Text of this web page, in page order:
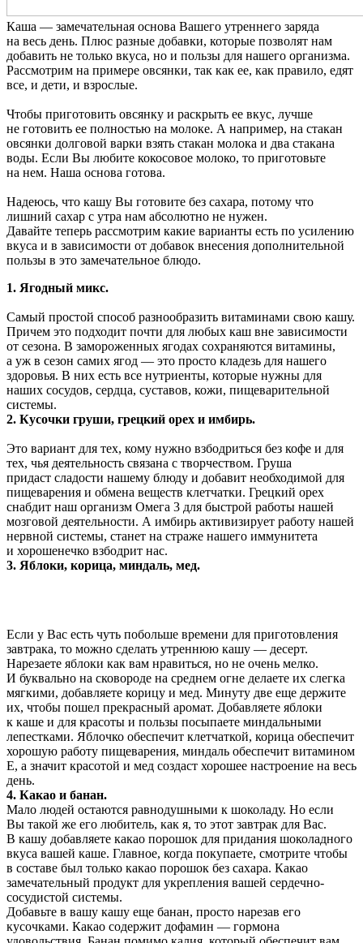
Каша — замечательная основа Вашего утреннего заряда
на весь день. Плюс разные добавки, которые позволят нам
добавить не только вкуса, но и пользы для нашего организма.
Рассмотрим на примере овсянки, так как ее, как правило, едят
все, и дети, и взрослые.
Чтобы приготовить овсянку и раскрыть ее вкус, лучше
не готовить ее полностью на молоке. А например, на стакан
овсянки долговой варки взять стакан молока и два стакана
воды. Если Вы любите кокосовое молоко, то приготовьте
на нем. Наша основа готова.
Надеюсь, что кашу Вы готовите без сахара, потому что
лишний сахар с утра нам абсолютно не нужен.
Давайте теперь рассмотрим какие варианты есть по усилению
вкуса и в зависимости от добавок внесения дополнительной
пользы в это замечательное блюдо.
1. Ягодный микс.
Самый простой способ разнообразить витаминами свою кашу.
Причем это подходит почти для любых каш вне зависимости
от сезона. В замороженных ягодах сохраняются витамины,
а уж в сезон самих ягод — это просто кладезь для нашего
здоровья. В них есть все нутриенты, которые нужны для
наших сосудов, сердца, суставов, кожи, пищеварительной
системы.
2. Кусочки груши, грецкий орех и имбирь.
Это вариант для тех, кому нужно взбодриться без кофе и для
тех, чья деятельность связана с творчеством. Груша
придаст сладости нашему блюду и добавит необходимой для
пищеварения и обмена веществ клетчатки. Грецкий орех
снабдит наш организм Омега 3 для быстрой работы нашей
мозговой деятельности. А имбирь активизирует работу нашей
нервной системы, станет на страже нашего иммунитета
и хорошенечко взбодрит нас.
3. Яблоки, корица, миндаль, мед.
Если у Вас есть чуть побольше времени для приготовления
завтрака, то можно сделать утреннюю кашу — десерт.
Нарезаете яблоки как вам нравиться, но не очень мелко.
И буквально на сковороде на среднем огне делаете их слегка
мягкими, добавляете корицу и мед. Минуту две еще держите
их, чтобы пошел прекрасный аромат. Добавляете яблоки
к каше и для красоты и пользы посыпаете миндальными
лепестками. Яблочко обеспечит клетчаткой, корица обеспечит
хорошую работу пищеварения, миндаль обеспечит витамином
Е, а значит красотой и мед создаст хорошее настроение на весь
день.
4. Какао и банан.
Мало людей остаются равнодушными к шоколаду. Но если
Вы такой же его любитель, как я, то этот завтрак для Вас.
В кашу добавляете какао порошок для придания шоколадного
вкуса вашей каше. Главное, когда покупаете, смотрите чтобы
в составе был только какао порошок без сахара. Какао
замечательный продукт для укрепления вашей сердечно-
сосудистой системы.
Добавьте в вашу кашу еще банан, просто нарезав его
кусочками. Какао содержит дофамин — гормона